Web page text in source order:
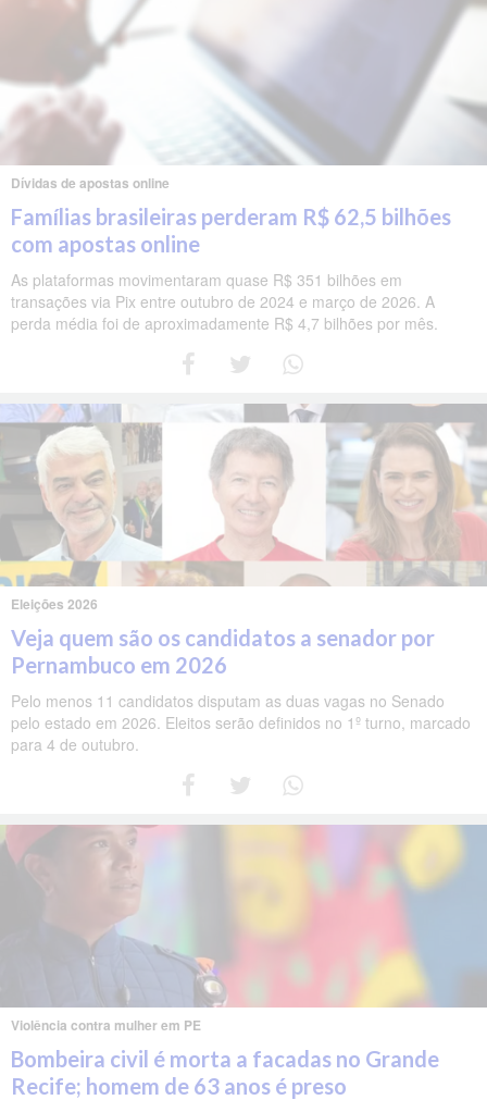
Dívidas de apostas online
Famílias brasileiras perderam R$ 62,5 bilhões
com apostas online
As plataformas movimentaram quase R$ 351 bilhões em
transações via Pix entre outubro de 2024 e março de 2026. A
perda média foi de aproximadamente R$ 4,7 bilhões por mês.
Eleições 2026
Veja quem são os candidatos a senador por
Pernambuco em 2026
Pelo menos 11 candidatos disputam as duas vagas no Senado
pelo estado em 2026. Eleitos serão definidos no 1º turno, marcado
para 4 de outubro.
Violência contra mulher em PE
Bombeira civil é morta a facadas no Grande
Recife; homem de 63 anos é preso